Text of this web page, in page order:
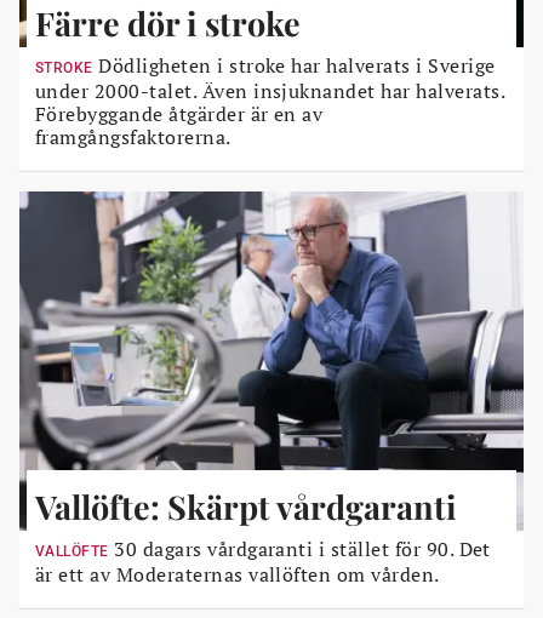
Färre dör i stroke
STROKE Dödligheten i stroke har halverats i Sverige
under 2000-talet. Även insjuknandet har halverats.
Förebyggande åtgärder är en av
framgångsfaktorerna.
Vallöfte: Skärpt vårdgaranti
VALLÖFTE 30 dagars vårdgaranti i stället för 90. Det
är ett av Moderaternas vallöften om vården.